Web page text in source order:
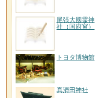
尾張大國霊神
社（国府宮）
トヨタ博物館
真清田神社